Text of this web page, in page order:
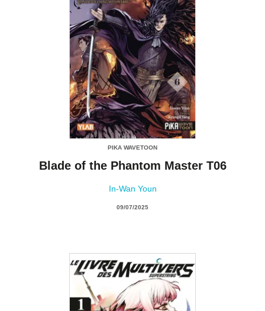
PIKA WAVETOON
Blade of the Phantom Master T06
In-Wan Youn
09/07/2025